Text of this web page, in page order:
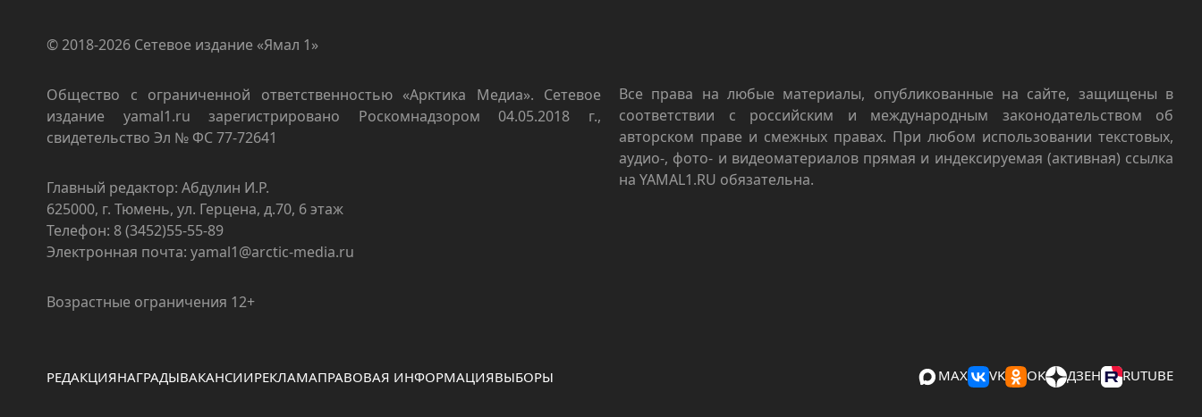
© 2018-2026 Сетевое издание «Ямал 1»
Общество с ограниченной ответственностью «Арктика Медиа». Сетевое
издание yamal1.ru зарегистрировано Роскомнадзором 04.05.2018 г.,
свидетельство Эл № ФС 77-72641
Главный редактор: Абдулин И.Р.
625000, г. Тюмень, ул. Герцена, д.70, 6 этаж
Телефон: 8 (3452)55-55-89
Электронная почта: yamal1@arctic-media.ru
Возрастные ограничения 12+
Все права на любые материалы, опубликованные на сайте, защищены в
соответствии с российским и международным законодательством об
авторском праве и смежных правах. При любом использовании текстовых,
аудио-, фото- и видеоматериалов прямая и индексируемая (активная) ссылка
на YAMAL1.RU обязательна.
РЕДАКЦИЯНАГРАДЫВАКАНСИИРЕКЛАМАПРАВОВАЯ ИНФОРМАЦИЯВЫБОРЫ MAX VK OK ДЗЕН RUTUBE